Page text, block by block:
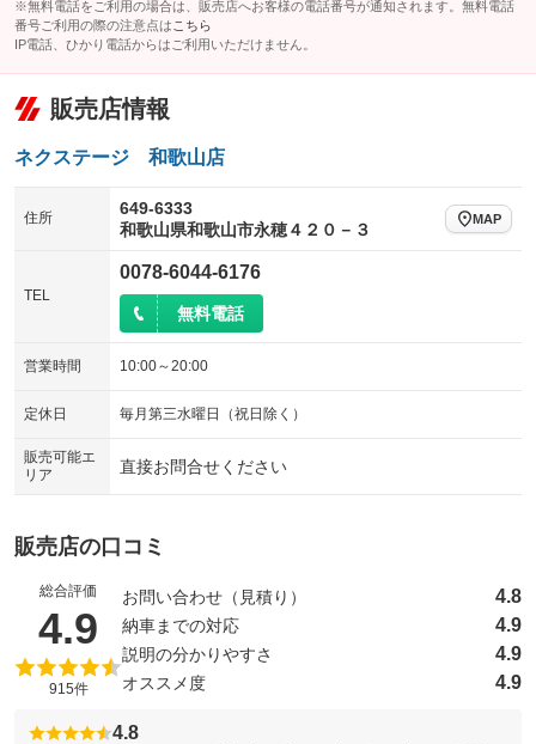
※無料電話をご利用の場合は、販売店へお客様の電話番号が通知されます。無料電話
番号ご利用の際の注意点は こちら
IP電話、ひかり電話からはご利用いただけません。
販売店情報
ネクステージ 和歌山店
住所
649-6333
和歌山県和歌山市永穂４２０－３
MAP
TEL
0078-6044-6176
無料電話
営業時間 10:00～20:00
定休日 毎月第三水曜日（祝日除く）
販売可能エ
リア
直接お問合せください
販売店の口コミ
総合評価
4.9 （5点満点中）
915件
お問い合わせ（見積り） 4.8
納車までの対応 4.9
説明の分かりやすさ 4.9
オススメ度 4.9
4.8